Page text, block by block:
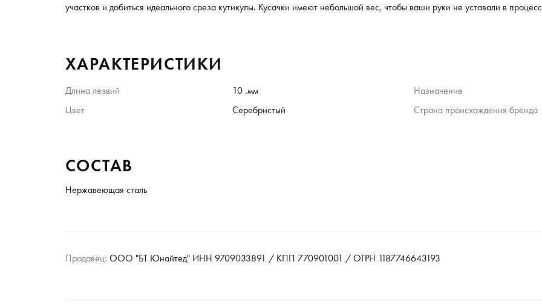
участков и добиться идеального среза кутикулы. Кусачки имеют небольшой вес, чтобы ваши руки не уставали в
ХАРАКТЕРИСТИКИ
Длина лезвий 10 .мм Назначение
Цвет
Серебристый Страна происхождения бренда
СОСТАВ
Нержавеющая сталь
Продавец: ООО "БТ Юнайтед" ИНН 9709033891 / КПП 770901001 / ОГРН 1187746643193